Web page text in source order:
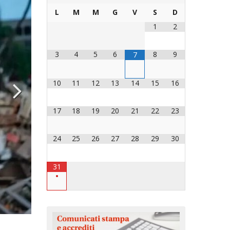
DIOCESANA
Avviso: chiusura estiva della
L
M M G V S
D
1
2
3 4 5 6 7 8 9
10 11 12 13 14 15 16
17 18 19 20 21 22 23
24 25 26 27 28 29 30
31
•